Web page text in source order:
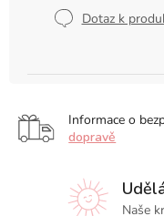
Dotaz k
Informace o
dopravě
Naše